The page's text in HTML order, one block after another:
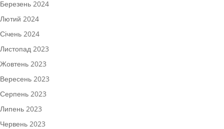
Березень 2024
Лютий 2024
Січень 2024
Листопад 2023
Жовтень 2023
Вересень 2023
Серпень 2023
Липень 2023
Червень 2023